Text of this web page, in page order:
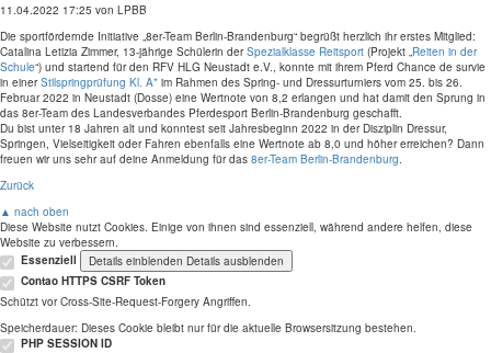
11.04.2022 17:25 von LPBB
Die sportfördernde Initiative „8er-Team Berlin-Brandenburg“ begrüßt herzlich ihr erstes Mitglied:
Catalina Letizia Zimmer, 13-jährige Schülerin derSpezialklasse Reitsport (Projekt „Reiten in der
Schule“) und startend für den RFV HLG Neustadt e.V., konnte mit ihrem Pferd Chance de survie
in einerStilspringprüfung Kl. A* im Rahmen des Spring- und Dressurturniers vom 25. bis 26.
Februar 2022 in Neustadt (Dosse) eine Wertnote von 8,2 erlangen und hat damit den Sprung in
das 8er-Team des Landesverbandes Pferdesport Berlin-Brandenburg geschafft.
Du bist unter 18 Jahren alt und konntest seit Jahresbeginn 2022 in der Disziplin Dressur,
Springen, Vielseitigkeit oder Fahren ebenfalls eine Wertnote ab 8,0 und höher erreichen? Dann
freuen wir uns sehr auf deine Anmeldung für das 8er-Team Berlin-Brandenburg.
Zurück
▲ nach oben
Diese Website nutzt Cookies. Einige von ihnen sind essenziell, während andere helfen, diese
Website zu verbessern.
Essenziell
Details einblenden Details ausblenden
Contao HTTPS CSRF Token
Schützt vor Cross-Site-Request-Forgery Angriffen.
Speicherdauer: Dieses Cookie bleibt nur für die aktuelle Browsersitzung bestehen.
PHP SESSION ID